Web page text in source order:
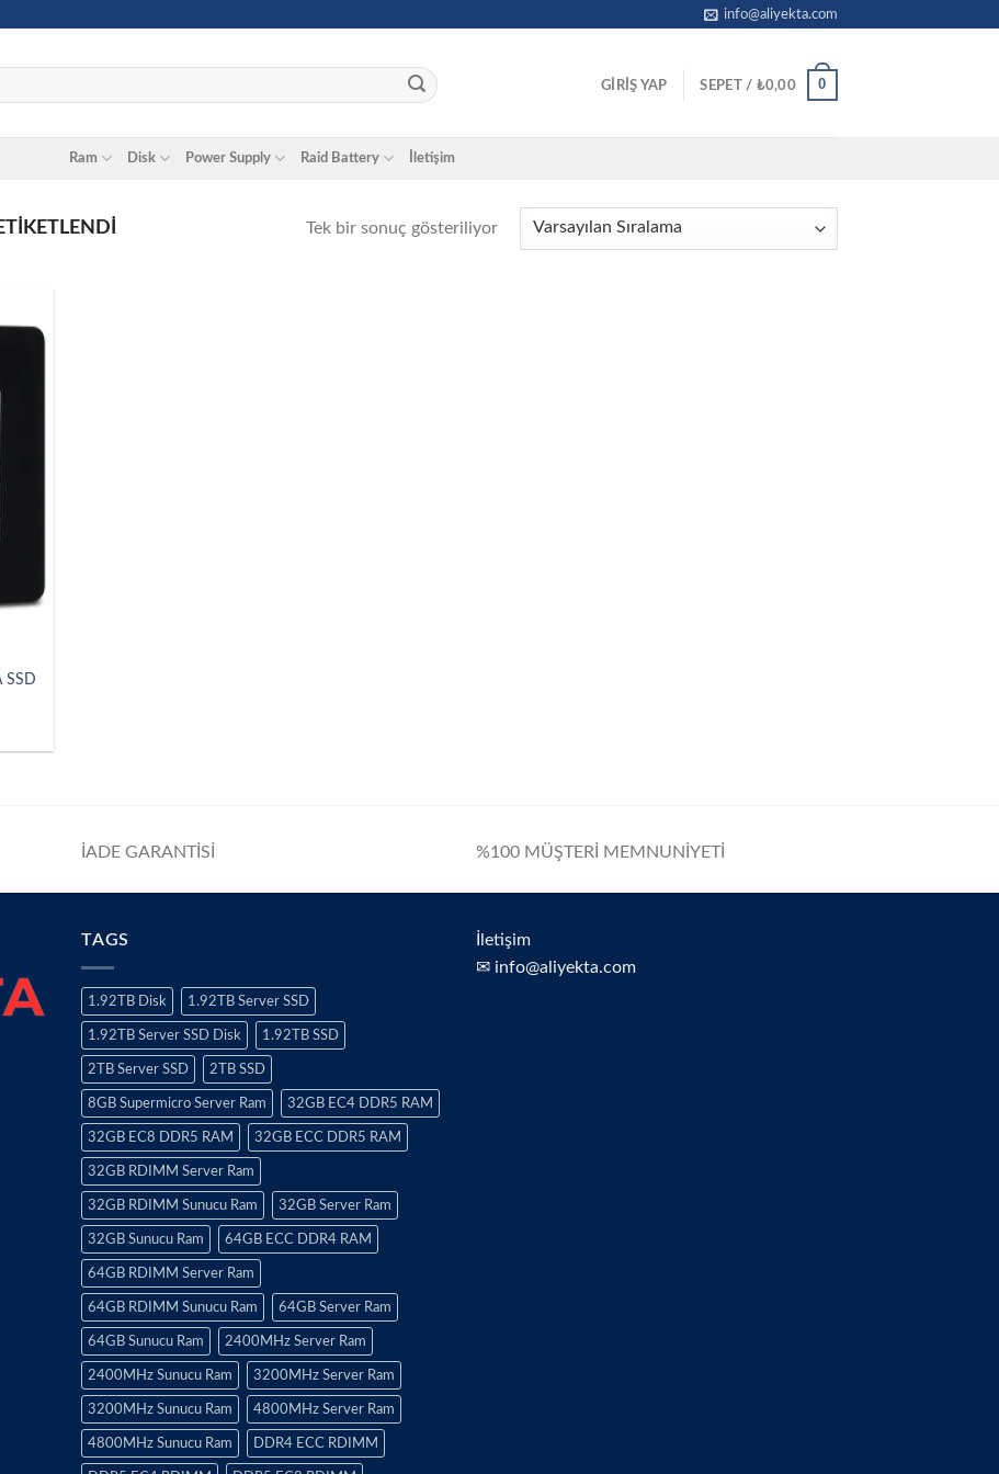
info@aliyekta.com
GIRIŞ YAP SEPET / ₺0,00 0
Ram Disk Power Supply Raid Battery İletişim
Tek bir sonuç gösteriliyor
SSD
İADE GARANTİSİ %100 MÜŞTERİ MEMNUNİYETİ
TAGS
1.92TB Disk 1.92TB Server SSD
1.92TB Server SSD Disk 1.92TB SSD
2TB Server SSD 2TB SSD
8GB Supermicro Server Ram 32GB EC4 DDR5 RAM
32GB EC8 DDR5 RAM 32GB ECC DDR5 RAM
32GB RDIMM Server Ram
32GB RDIMM Sunucu Ram 32GB Server Ram
32GB Sunucu Ram 64GB ECC DDR4 RAM
64GB RDIMM Server Ram
64GB RDIMM Sunucu Ram 64GB Server Ram
64GB Sunucu Ram 2400MHz Server Ram
2400MHz Sunucu Ram 3200MHz Server Ram
3200MHz Sunucu Ram 4800MHz Server Ram
4800MHz Sunucu Ram DDR4 ECC RDIMM
İletişim
✉ info@aliyekta.com